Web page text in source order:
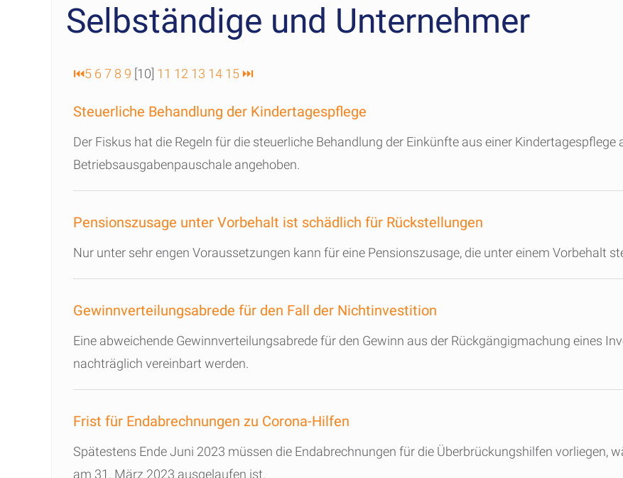
Selbständige und Unternehmer
⏮5 6 7 8 9 [10] 11 12 13 14 15⏭
Steuerliche Behandlung der Kindertagespflege
Der Fiskus hat die Regeln für die steuerliche Behandlung der Einkünfte aus einer
Betriebsausgabenpauschale angehoben.
Pensionszusage unter Vorbehalt ist schädlich für Rückstellungen
Nur unter sehr engen Voraussetzungen kann für eine Pensionszusage, die unter einem Vorbehalt
Gewinnverteilungsabrede für den Fall der Nichtinvestition
Eine abweichende Gewinnverteilungsabrede für den Gewinn aus der Rückgängigmachung eines
nachträglich vereinbart werden.
Frist für Endabrechnungen zu Corona-Hilfen
Spätestens Ende Juni 2023 müssen die Endabrechnungen für die Überbrückungshilfen vorliegen,
am 31. März 2023 ausgelaufen ist.